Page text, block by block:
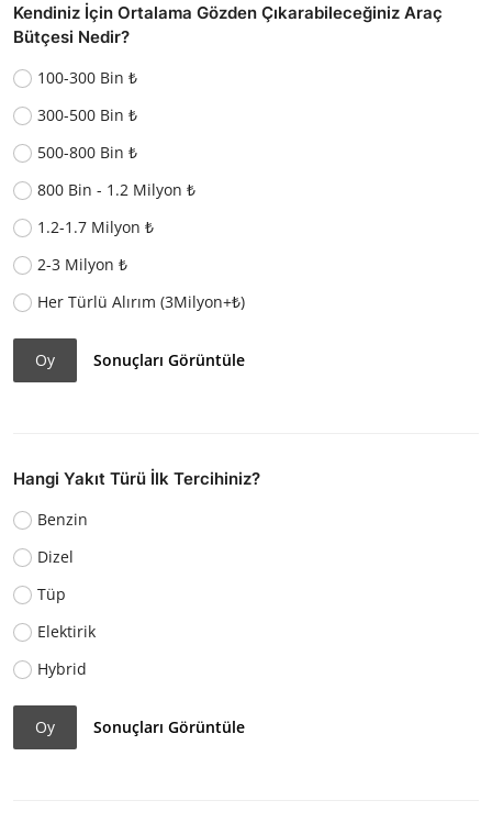
Kendiniz İçin Ortalama Gözden Çıkarabileceğiniz Araç
Bütçesi Nedir?
100-300 Bin ₺
300-500 Bin ₺
500-800 Bin ₺
800 Bin - 1.2 Milyon ₺
1.2-1.7 Milyon ₺
2-3 Milyon ₺
Her Türlü Alırım (3Milyon+₺)
Oy Sonuçları Görüntüle
Hangi Yakıt Türü İlk Tercihiniz?
Benzin
Dizel
Tüp
Elektirik
Hybrid
Oy Sonuçları Görüntüle